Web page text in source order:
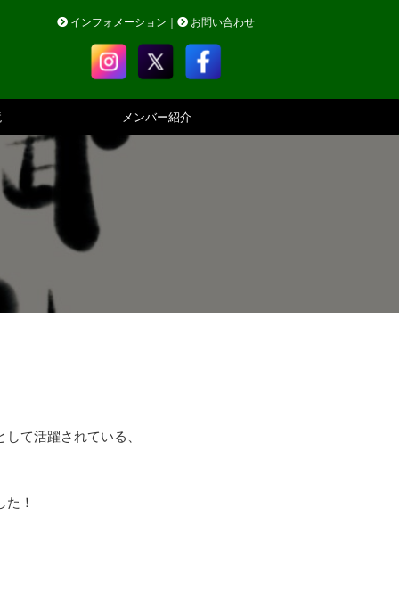
インフォメーション ｜ お問い合わせ
メンバー紹介
て活躍されている、
！